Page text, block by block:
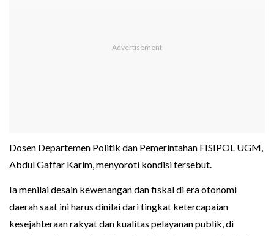
Dosen Departemen Politik dan Pemerintahan FISIPOL UGM,
Abdul Gaffar Karim, menyoroti kondisi tersebut.
Ia menilai desain kewenangan dan fiskal di era otonomi
daerah saat ini harus dinilai dari tingkat ketercapaian
kesejahteraan rakyat dan kualitas pelayanan publik, di